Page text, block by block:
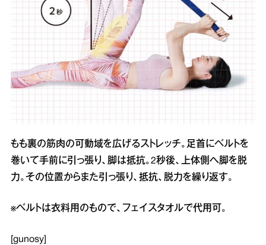
もも裏の筋肉の可動域を広げるストレッチ。足首にベルトを
巻いて手前に引っ張り、脚は抵抗。2秒後、上体側へ脚を脱
力。その位置からまた引っ張り、抵抗、脱力を繰り返す。
※ベルトは衣料用のもので、フェイスタオルで代用可。
[gunosy]